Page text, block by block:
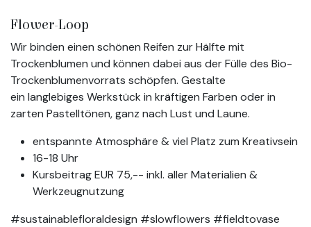
Flower-Loop
Wir binden einen schönen Reifen zur Hälfte mit
Trockenblumen und können dabei aus der Fülle des Bio-
Trockenblumenvorrats schöpfen. Gestalte
ein langlebiges Werkstück in kräftigen Farben oder in
zarten Pastelltönen, ganz nach Lust und Laune.
entspannte Atmosphäre & viel Platz zum Kreativsein
16-18 Uhr
Kursbeitrag EUR 75,-- inkl. aller Materialien &
Werkzeugnutzung
#sustainablefloraldesign #slowflowers #fieldtovase